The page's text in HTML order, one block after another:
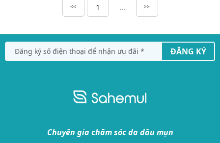
<< 1 ... >>
ĐĂNG KÝ
Chuyên gia chăm sóc da dầu mụn